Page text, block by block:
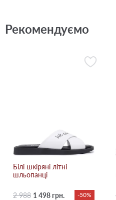
Рекомендуємо
Білі шкіряні літні
шльопанці
2 988 1 498 грн. -50%